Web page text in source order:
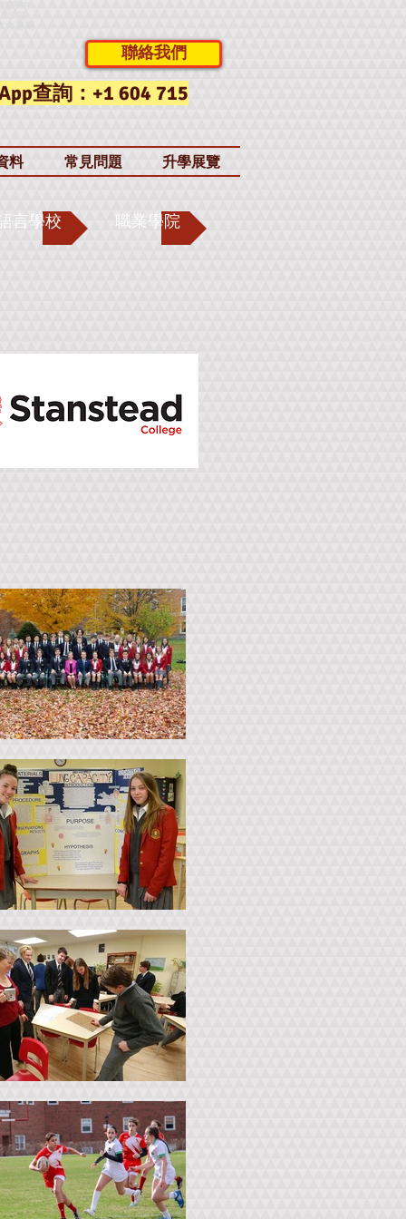
聯絡我們
查詢：+1 604 715
料 常見問題 升學展覽
言學校 職業學院